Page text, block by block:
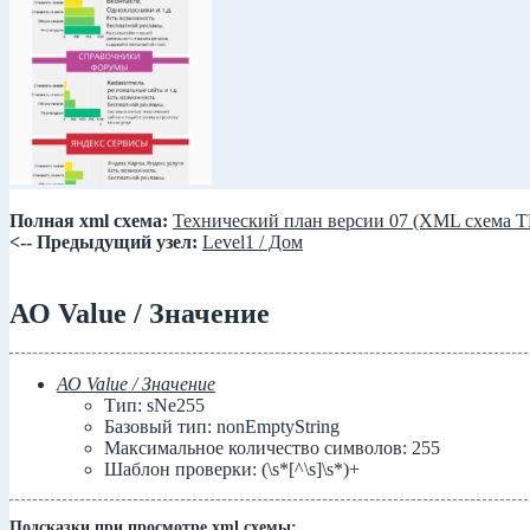
Полная xml схема: Технический план версии 07 (XML схема
<-- Предыдущий узел: Level1 / Дом
АО Value / Значение
АО Value / Значение
Тип: sNe255
Базовый тип: nonEmptyString
Максимальное количество символов: 255
Шаблон проверки: (\s*[^\s]\s*)+